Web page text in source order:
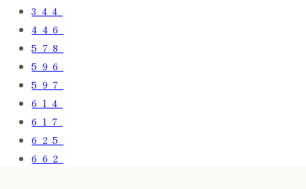
344
446
578
596
597
614
617
625
662